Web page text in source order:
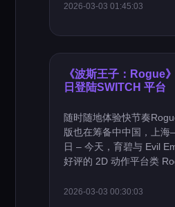
2026-03-03 01:45:03
《波斯王子：Rogue
日登陆SWITCH 平台
随时随地体验快节奏
版也在筹备中中国，上海
日 – 今天，育碧与 Evil
好评的 2D 动作平台类
2026-03-03 00:30:03